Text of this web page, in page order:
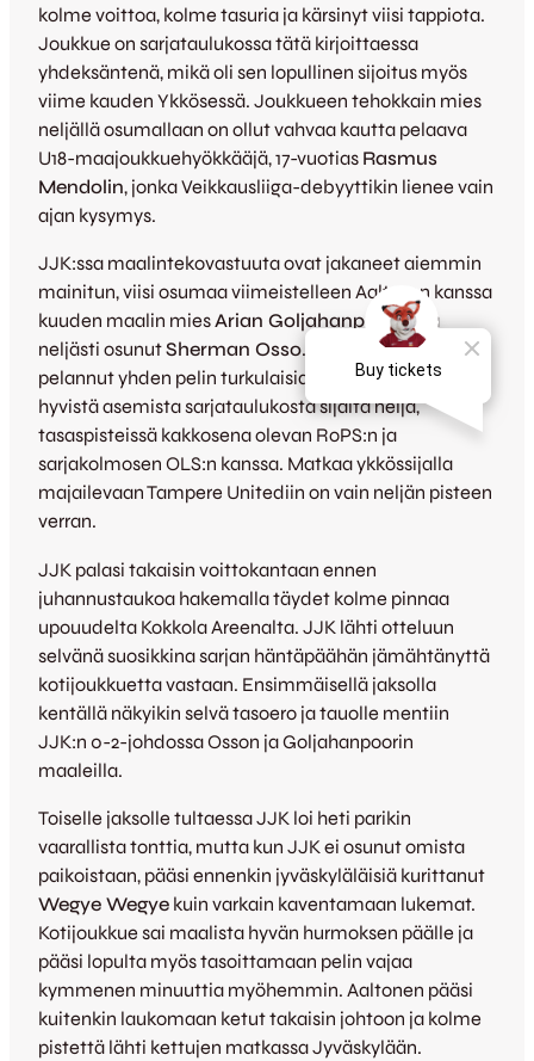
kolme voittoa, kolme tasuria ja kärsinyt viisi tappiota.
Joukkue on sarjataulukossa tätä kirjoittaessa
yhdeksäntenä, mikä oli sen lopullinen sijoitus myös
viime kauden Ykkösessä. Joukkueen tehokkain mies
neljällä osumallaan on ollut vahvaa kautta pelaava
U18-maajoukkuehyökkääjä, 17-vuotias Rasmus
Mendolin, jonka Veikkausliiga-debyyttikin lienee vain
ajan kysymys.
JJK:ssa maalintekovastuuta ovat jakaneet aiemmin
mainitun, viisi osumaa viimeistelleen Aaltosen kanssa
kuuden maalin miesArian Goljahanpoorsekä
neljästi osunutSherman Osso. Kettulauma on
pelannut yhden pelin turkulaisia enemmän ja löytyy
hyvistä asemista sarjataulukosta sijalta neljä,
tasaspisteissä kakkosena olevan RoPS:n ja
sarjakolmosen OLS:n kanssa. Matkaa ykkössijalla
majailevaan Tampere Unitediin on vain neljän pisteen
verran.
JJK palasi takaisin voittokantaan ennen
juhannustaukoa hakemalla täydet kolme pinnaa
upouudelta Kokkola Areenalta. JJK lähti otteluun
selvänä suosikkina sarjan häntäpäähän jämähtänyttä
kotijoukkuetta vastaan. Ensimmäisellä jaksolla
kentällä näkyikin selvä tasoero ja tauolle mentiin
JJK:n 0-2-johdossa Osson ja Goljahanpoorin
maaleilla.
Toiselle jaksolle tultaessa JJK loi heti parikin
vaarallista tonttia, mutta kun JJK ei osunut omista
paikoistaan, pääsi ennenkin jyväskyläläisiä kurittanut
Wegye Wegye kuin varkain kaventamaan lukemat.
Kotijoukkue sai maalista hyvän hurmoksen päälle ja
pääsi lopulta myös tasoittamaan pelin vajaa
kymmenen minuuttia myöhemmin. Aaltonen pääsi
kuitenkin laukomaan ketut takaisin johtoon ja kolme
pistettä lähti kettujen matkassa Jyväskylään.